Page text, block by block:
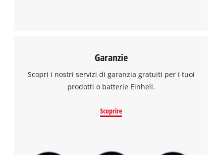
Garanzie
Scopri i nostri servizi di garanzia gratuiti per i tuoi
prodotti o batterie Einhell.
Scoprire